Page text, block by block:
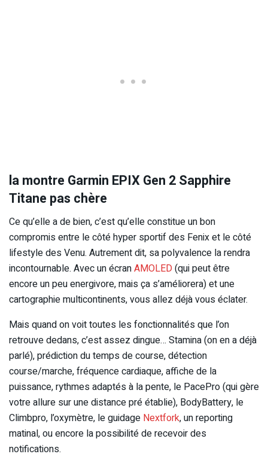
la montre Garmin EPIX Gen 2 Sapphire
Titane pas chère
Ce qu’elle a de bien, c’est qu’elle constitue un bon
compromis entre le côté hyper sportif des Fenix et le côté
lifestyle des Venu. Autrement dit, sa polyvalence la rendra
incontournable. Avec un écranAMOLED(qui peut être
encore un peu energivore, mais ça s’améliorera) et une
cartographie multicontinents, vous allez déjà vous éclater.
Mais quand on voit toutes les fonctionnalités que l’on
retrouve dedans, c’est assez dingue… Stamina (on en a déjà
parlé), prédiction du temps de course, détection
course/marche, fréquence cardiaque, affiche de la
puissance, rythmes adaptés à la pente, le PacePro (qui gère
votre allure sur une distance pré établie), BodyBattery, le
Climbpro, l’oxymètre, le guidage Nextfork, un reporting
matinal, ou encore la possibilité de recevoir des
notifications.